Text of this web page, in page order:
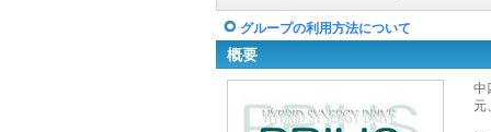
グループの利用方法について
概要
中
元